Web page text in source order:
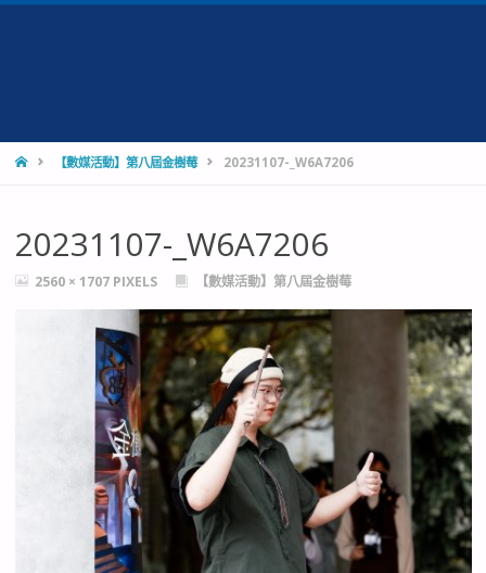
HOME【數媒活動】第八屆金樹莓 20231107-_W6A7206
20231107-_W6A7206
FULL2560 × 1707 PIXELS 【數媒活動】第八屆金樹莓